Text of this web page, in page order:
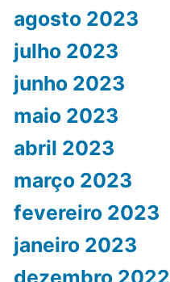
agosto 2023
julho 2023
junho 2023
maio 2023
abril 2023
março 2023
fevereiro 2023
janeiro 2023